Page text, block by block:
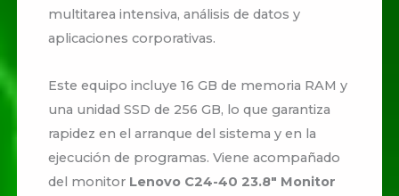
multitarea intensiva, análisis de datos y
aplicaciones corporativas.
Este equipo incluye 16 GB de memoria RAM y
una unidad SSD de 256 GB, lo que garantiza
rapidez en el arranque del sistema y en la
ejecución de programas. Viene acompañado
del monitor Lenovo C24-40 23.8″ Monitor